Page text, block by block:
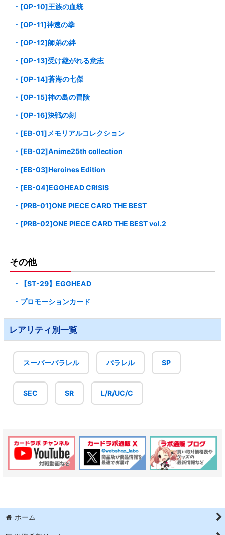
・[OP-10]王族の血統
・[OP-11]神速の拳
・[OP-12]師弟の絆
・[OP-13]受け継がれる意志
・[OP-14]蒼海の七傑
・[OP-15]神の島の冒険
・[OP-16]決戦の刻
・[EB-01]メモリアルコレクション
・[EB-02]Anime25th collection
・[EB-03]Heroines Edition
・[EB-04]EGGHEAD CRISIS
・[PRB-01]ONE PIECE CARD THE BEST
・[PRB-02]ONE PIECE CARD THE BEST vol.2
その他
・【ST-29】EGGHEAD
・プロモーションカード
レアリティ別一覧
スーパーパラレル パラレル SP
SEC SR L/R/UC/C
ホーム